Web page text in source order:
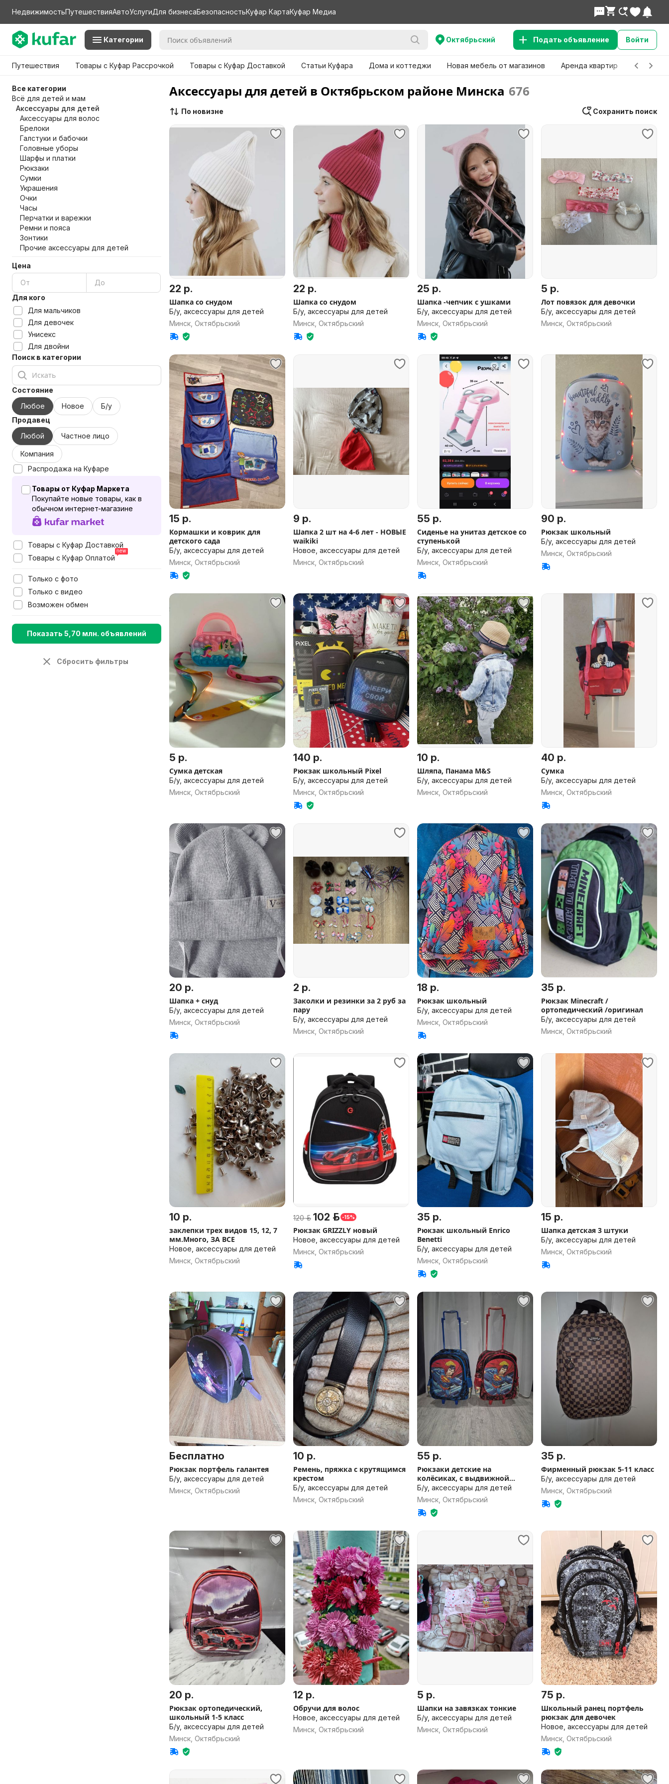
НедвижимостьПутешествияАвтоУслугиДля бизнесаБезопасностьКуфар КартаКуфар Медиа
Категории Октябрьский Подать объявление Войти
Путешествия Товары с Куфар Рассрочкой Товары с Куфар Доставкой Статьи Куфара Дома и коттеджи Новая мебель от магазинов Аренда квартир Детские
Все категории
Всё для детей и мам
Аксессуары для детей
Аксессуары для волос
Брелоки
Галстуки и бабочки
Головные уборы
Шарфы и платки
Рюкзаки
Сумки
Украшения
Очки
Часы
Перчатки и варежки
Ремни и пояса
Зонтики
Прочие аксессуары для детей
Цена
Для кого
Для мальчиков
Для девочек
Унисекс
Для двойни
Поиск в категории
Состояние
Любое
Новое
Б/у
Продавец
Любой
Частное лицо
Компания
Распродажа на Куфаре
Товары от Куфар Маркета
Покупайте новые товары, как в
обычном интернет-магазине
Товары с Куфар Доставкой
Товары с Куфар Оплатой
Только с фото
Только с видео
Возможен обмен
Показать 5,70 млн. объявлений
Сбросить фильтры
Аксессуары для детей в Октябрьском районе Минска 676
Сохранить поиск
По новизне
22 р.
Шапка со снудом
Б/у, аксессуары для детей
Минск, Октябрьский
22 р.
Шапка со снудом
Б/у, аксессуары для детей
Минск, Октябрьский
25 р.
Шапка -чепчик с ушками
Б/у, аксессуары для детей
Минск, Октябрьский
5 р.
Лот повязок для девочки
Б/у, аксессуары для детей
Минск, Октябрьский
15 р.
Кормашки и коврик для
детского сада
Б/у, аксессуары для детей
Минск, Октябрьский
9 р.
Шапка 2 шт на 4-6 лет - НОВЫЕ
waikiki
Новое, аксессуары для детей
Минск, Октябрьский
55 р.
Сиденье на унитаз детское со
ступенькой
Б/у, аксессуары для детей
Минск, Октябрьский
90 р.
Рюкзак школьный
Б/у, аксессуары для детей
Минск, Октябрьский
5 р.
Сумка детская
Б/у, аксессуары для детей
Минск, Октябрьский
140 р.
Рюкзак школьный Pixel
Б/у, аксессуары для детей
Минск, Октябрьский
10 р.
Шляпа, Панама M&S
Б/у, аксессуары для детей
Минск, Октябрьский
40 р.
Сумка
Б/у, аксессуары для детей
Минск, Октябрьский
20 р.
Шапка + снуд
Б/у, аксессуары для детей
Минск, Октябрьский
2 р.
Заколки и резинки за 2 руб за
пару
Б/у, аксессуары для детей
Минск, Октябрьский
18 р.
Рюкзак школьный
Б/у, аксессуары для детей
Минск, Октябрьский
35 р.
Рюкзак Minecraft /
ортопедический /оригинал
Б/у, аксессуары для детей
Минск, Октябрьский
10 р.
заклепки трех видов 15, 12, 7
мм.Много, ЗА ВСЕ
Новое, аксессуары для детей
Минск, Октябрьский
120 р. 102 р. -15%
Рюкзак GRIZZLY новый
Новое, аксессуары для детей
Минск, Октябрьский
35 р.
Рюкзак школьный Enrico
Benetti
Б/у, аксессуары для детей
Минск, Октябрьский
15 р.
Шапка детская 3 штуки
Б/у, аксессуары для детей
Минск, Октябрьский
Бесплатно
Рюкзак портфель галантея
Б/у, аксессуары для детей
Минск, Октябрьский
10 р.
Ремень, пряжка с крутящимся
крестом
Б/у, аксессуары для детей
Минск, Октябрьский
55 р.
Рюкзаки детские на
колёсиках, с выдвижной
ручкой
Б/у, аксессуары для детей
Минск, Октябрьский
35 р.
Фирменный рюкзак 5-11 класс
Б/у, аксессуары для детей
Минск, Октябрьский
20 р.
Рюкзак ортопедический,
школьный 1-5 класс
Б/у, аксессуары для детей
Минск, Октябрьский
12 р.
Обручи для волос
Новое, аксессуары для детей
Минск, Октябрьский
5 р.
Шапки на завязках тонкие
Б/у, аксессуары для детей
Минск, Октябрьский
75 р.
Школьный ранец портфель
рюкзак для девочек
Новое, аксессуары для детей
Минск, Октябрьский